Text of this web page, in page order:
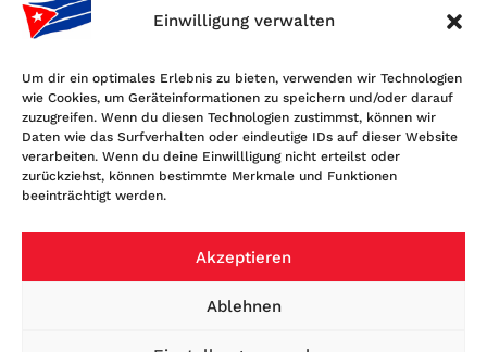
Einwilligung verwalten
Um dir ein optimales Erlebnis zu bieten, verwenden wir Technologien
wie Cookies, um Geräteinformationen zu speichern und/oder darauf
zuzugreifen. Wenn du diesen Technologien zustimmst, können wir
Daten wie das Surfverhalten oder eindeutige IDs auf dieser Website
verarbeiten. Wenn du deine Einwillligung nicht erteilst oder
zurückziehst, können bestimmte Merkmale und Funktionen
beeinträchtigt werden.
Akzeptieren
Ablehnen
Kontakt
Freundschaftsgesellschaft BRD-Kuba
Maybachstr. 159, 50670 Köln
E-Mail: info@fgbrdkuba.de